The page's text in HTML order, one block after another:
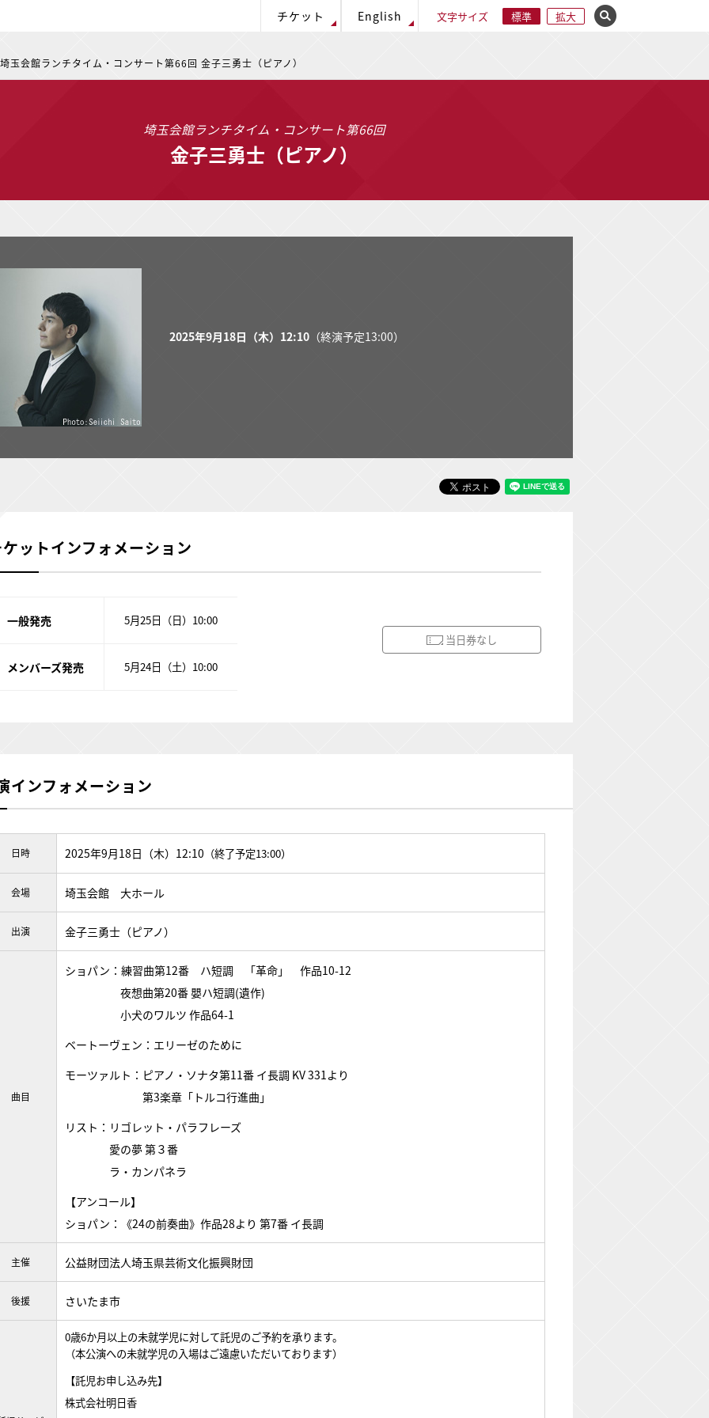
チケット English 文字サイズ 標準 拡大
埼玉会館ランチタイム・コンサート第66回 金子三勇士（ピアノ）
埼玉会館ランチタイム・コンサート第66回
金子三勇士（ピアノ）
2025年9月18日（木）12:10 （終演予定13:00）
ットインフォメーション
一般発売 5月25日（日）10:00
メンバーズ発売 5月24日（土）10:00
当日券なし
インフォメーション
日時 2025年9月18日（木）12:10 （終了予定13:00）
会場 埼玉会館 大ホール
出演 金子三勇士（ピアノ）
曲目
ショパン：練習曲第12番 ハ短調 「革命」 作品10-12
夜想曲第20番 嬰ハ短調(遺作)
小犬のワルツ 作品64-1
ベートーヴェン：エリーゼのために
モーツァルト：ピアノ・ソナタ第11番 イ長調 KV 331より
第3楽章「トルコ行進曲」
リスト：リゴレット・パラフレーズ
愛の夢 第３番
ラ・カンパネラ
【アンコール】
ショパン：《24の前奏曲》作品28より 第7番 イ長調
主催 公益財団法人埼玉県芸術文化振興財団
後援 さいたま市
0歳6か月以上の未就学児に対して託児のご予約を承ります。
（本公演への未就学児の入場はご遠慮いただいております）
【託児お申し込み先】
株式会社明日香